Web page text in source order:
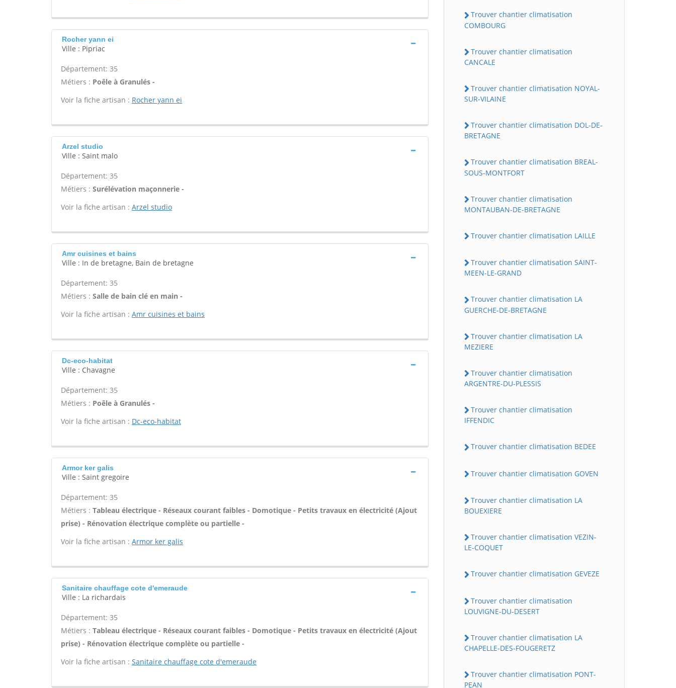
Rocher yann ei
Ville : Pipriac
Département: 35
Métiers : Poêle à Granulés -
Voir la fiche artisan : Rocher yann ei
Arzel studio
Ville : Saint malo
Département: 35
Métiers : Surélévation maçonnerie -
Voir la fiche artisan : Arzel studio
Amr cuisines et bains
Ville : In de bretagne, Bain de bretagne
Département: 35
Métiers : Salle de bain clé en main -
Voir la fiche artisan : Amr cuisines et bains
Dc-eco-habitat
Ville : Chavagne
Département: 35
Métiers : Poêle à Granulés -
Voir la fiche artisan : Dc-eco-habitat
Armor ker galis
Ville : Saint gregoire
Département: 35
Métiers : Tableau électrique - Réseaux courant faibles - Domotique - Petits travaux en électricité (Ajout
prise) - Rénovation électrique complète ou partielle -
Voir la fiche artisan : Armor ker galis
Sanitaire chauffage cote d'emeraude
Ville : La richardais
Département: 35
Métiers : Tableau électrique - Réseaux courant faibles - Domotique - Petits travaux en électricité (Ajout
prise) - Rénovation électrique complète ou partielle -
Voir la fiche artisan : Sanitaire chauffage cote d'emeraude
Trouver chantier climatisation
COMBOURG
Trouver chantier climatisation
CANCALE
Trouver chantier climatisation NOYAL-
SUR-VILAINE
Trouver chantier climatisation DOL-DE-
BRETAGNE
Trouver chantier climatisation BREAL-
SOUS-MONTFORT
Trouver chantier climatisation
MONTAUBAN-DE-BRETAGNE
Trouver chantier climatisation LAILLE
Trouver chantier climatisation SAINT-
MEEN-LE-GRAND
Trouver chantier climatisation LA
GUERCHE-DE-BRETAGNE
Trouver chantier climatisation LA
MEZIERE
Trouver chantier climatisation
ARGENTRE-DU-PLESSIS
Trouver chantier climatisation
IFFENDIC
Trouver chantier climatisation BEDEE
Trouver chantier climatisation GOVEN
Trouver chantier climatisation LA
BOUEXIERE
Trouver chantier climatisation VEZIN-
LE-COQUET
Trouver chantier climatisation GEVEZE
Trouver chantier climatisation
LOUVIGNE-DU-DESERT
Trouver chantier climatisation LA
CHAPELLE-DES-FOUGERETZ
Trouver chantier climatisation PONT-
PEAN